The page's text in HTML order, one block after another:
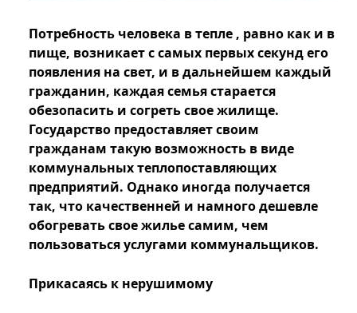
Потребность человека в тепле , равно как и в
пище, возникает с самых первых секунд его
появления на свет, и в дальнейшем каждый
гражданин, каждая семья старается
обезопасить и согреть свое жилище.
Государство предоставляет своим
гражданам такую возможность в виде
коммунальных теплопоставляющих
предприятий. Однако иногда получается
так, что качественней и намного дешевле
обогревать свое жилье самим, чем
пользоваться услугами коммунальщиков.
Прикасаясь к нерушимому